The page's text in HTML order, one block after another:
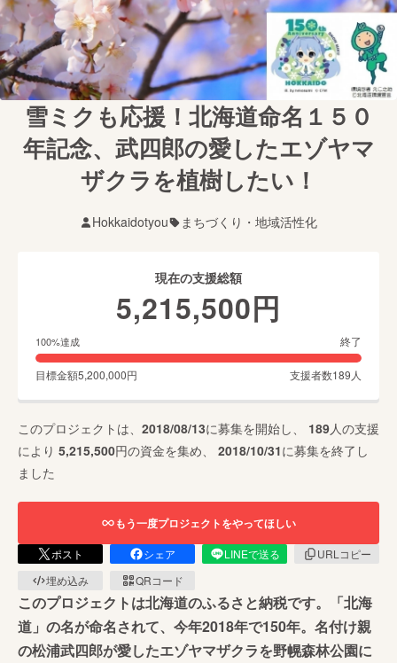
雪ミクも応援！北海道命名１５０
年記念、武四郎の愛したエゾヤマ
ザクラを植樹したい！
Hokkaidotyou まちづくり・地域活性化
現在の支援総額
5,215,500円
100%達成 終了
目標金額5,200,000円 支援者数189 人
このプロジェクトは、 2018/08/13に募集を開始し、 189人の支援
により 5,215,500円の資金を集め、 2018/10/31に募集を終了し
ました
もう一度プロジェクトをやってほしい
ポスト シェア LINEで送る
URLコピー
埋め込み
QRコード
このプロジェクトは北海道のふるさと納税です。「北海
道」の名が命名されて、今年2018年で150年。名付け親
の松浦武四郎が愛したエゾヤマザクラを野幌森林公園に